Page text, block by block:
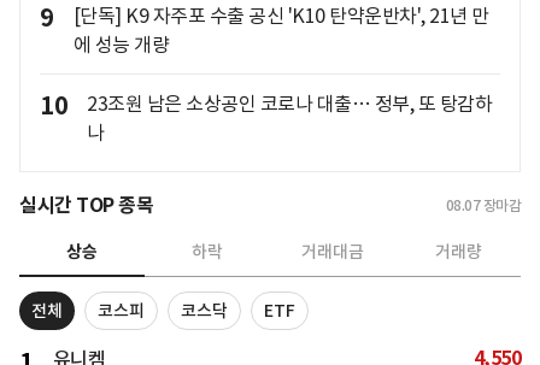
9
[단독] K9 자주포 수출 공신 'K10 탄약운반차', 21년 만
에 성능 개량
10
23조원 남은 소상공인 코로나 대출… 정부, 또 탕감하
나
실시간 TOP 종목 08.07 장마감
상승 하락 거래대금 거래량
전체 코스피 코스닥 ETF
유니켐 4,550